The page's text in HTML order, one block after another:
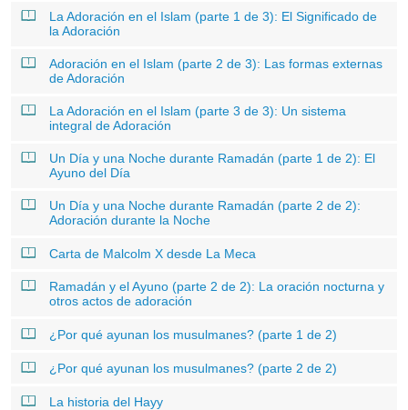
La Adoración en el Islam (parte 1 de 3): El Significado de
la Adoración
Adoración en el Islam (parte 2 de 3): Las formas externas
de Adoración
La Adoración en el Islam (parte 3 de 3): Un sistema
integral de Adoración
Un Día y una Noche durante Ramadán (parte 1 de 2): El
Ayuno del Día
Un Día y una Noche durante Ramadán (parte 2 de 2):
Adoración durante la Noche
Carta de Malcolm X desde La Meca
Ramadán y el Ayuno (parte 2 de 2): La oración nocturna y
otros actos de adoración
¿Por qué ayunan los musulmanes? (parte 1 de 2)
¿Por qué ayunan los musulmanes? (parte 2 de 2)
La historia del Hayy